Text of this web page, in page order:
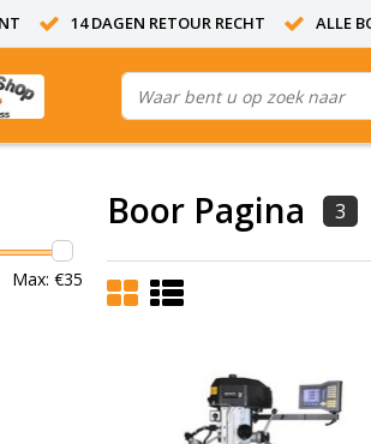
14 DAGEN RETOUR RECHT ALLE
Max: €35
Boor Pagina 3